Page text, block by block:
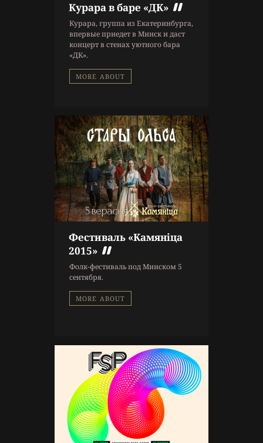
Курара в баре «ДК»
Курара, группа из Екатеринбурга,
впервые приедет в Минск и даст
концерт в стенах уютного бара
«ДК».
MORE ABOUT
9 г. назад
Афиша
Фестиваль «Камяніца
2015»
Фолк-фестиваль под Минском 5
сентября.
MORE ABOUT
10 г. назад